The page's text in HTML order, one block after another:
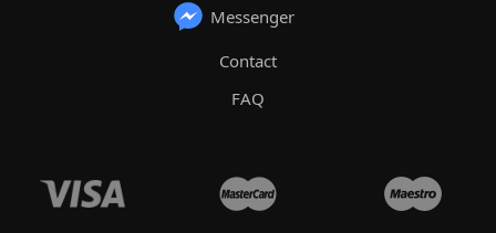
Messenger
Contact
FAQ